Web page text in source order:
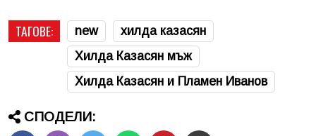
ТАГОВЕ: new
хилда казасян
Хилда Казасян мъж
Хилда Казасян и Пламен Иванов
СПОДЕЛИ: